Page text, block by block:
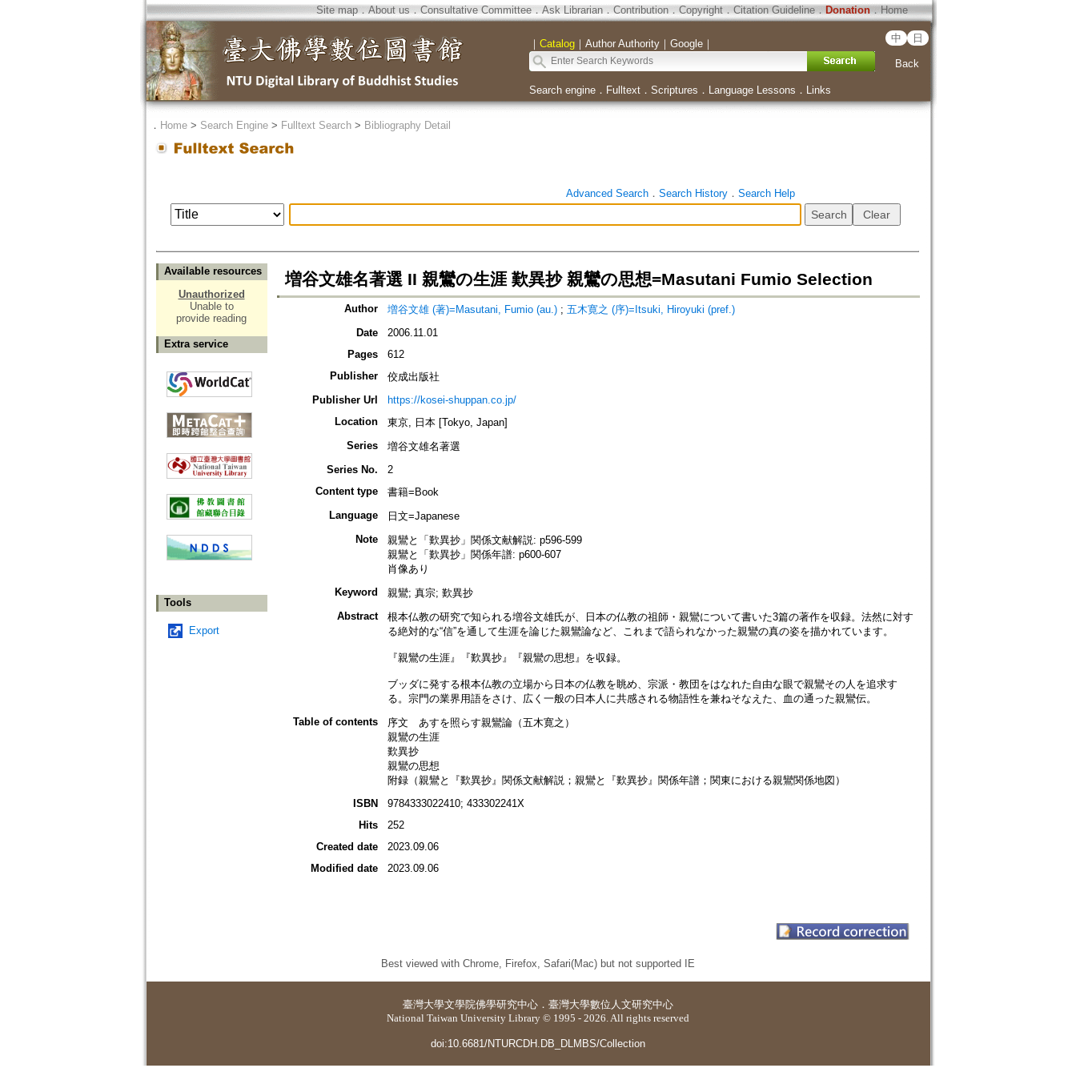
Site map．About us ． Consultative Committee． Ask Librarian． Contribution．Copyright．Citation Guideline． Donation．Home
｜ Catalog｜ Author Authority｜ Google｜ 中 日
Back
Search engine． Fulltext． Scriptures ． Language Lessons ． Links
． Home> Search Engine> Fulltext Search> Bibliography Detail
Advanced Search． Search History． Search Help
Available resources
Unauthorized
Unable to
provide reading
Extra service
Tools
Export
増谷文雄名著選 II 親鸞の生涯 歎異抄 親鸞の思想=Masutani Fumio Selection
Author 増谷文雄 (著)=Masutani, Fumio (au.); 五木寛之 (序)=Itsuki, Hiroyuki (pref.)
Date
2006.11.01
Pages
612
Publisher
佼成出版社
Publisher Url
https://kosei-shuppan.co.jp/
Location
東京, 日本 [Tokyo, Japan]
Series
増谷文雄名著選
Series No.
2
Content type
書籍=Book
Language
日文=Japanese
Note
親鸞と「歎異抄」関係文献解説: p596-599
親鸞と「歎異抄」関係年譜: p600-607
肖像あり
Keyword
親鸞; 真宗; 歎異抄
Abstract
根本仏教の研究で知られる増谷文雄氏が、日本の仏教の祖師・親鸞について書いた3篇の著作を収録。法然に対す
る絶対的な“信”を通して生涯を論じた親鸞論など、これまで語られなかった親鸞の真の姿を描かれています。
『親鸞の生涯』『歎異抄』『親鸞の思想』を収録。
ブッダに発する根本仏教の立場から日本の仏教を眺め、宗派・教団をはなれた自由な眼で親鸞その人を追求す
る。宗門の業界用語をさけ、広く一般の日本人に共感される物語性を兼ねそなえた、血の通った親鸞伝。
Table of contents
序文 あすを照らす親鸞論（五木寛之）
親鸞の生涯
歎異抄
親鸞の思想
附録（親鸞と『歎異抄』関係文献解説；親鸞と『歎異抄』関係年譜；関東における親鸞関係地図）
ISBN
9784333022410; 433302241X
Hits
252
Created date
2023.09.06
Modified date
2023.09.06
Best viewed with Chrome, Firefox, Safari(Mac) but not supported IE
臺灣大學文學院佛學研究中心 ． 臺灣大學數位人文研究中心
National Taiwan University Library © 1995 - 2026. All rights reserved
doi:10.6681/NTURCDH.DB_DLMBS/Collection